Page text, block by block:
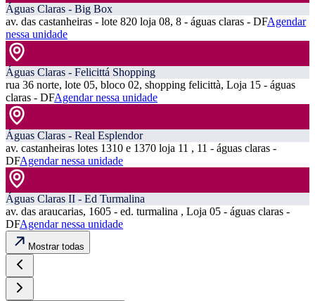
Águas Claras - Big Box
av. das castanheiras - lote 820 loja 08, 8 - águas claras - DFAgendar
nessa unidade
Águas Claras - Felicittá Shopping
rua 36 norte, lote 05, bloco 02, shopping felicittà, Loja 15 - águas
claras - DFAgendar nessa unidade
Águas Claras - Real Esplendor
av. castanheiras lotes 1310 e 1370 loja 11 , 11 - águas claras -
DFAgendar nessa unidade
Águas Claras II - Ed Turmalina
av. das araucarias, 1605 - ed. turmalina , Loja 05 - águas claras -
DFAgendar nessa unidade
Mostrar todas